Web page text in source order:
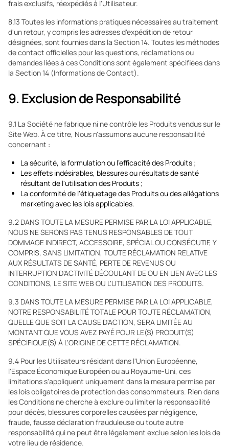
frais exclusifs, réexpédiés à l'Utilisateur.
8.13 Toutes les informations pratiques nécessaires au traitement
d'un retour, y compris les adresses d'expédition de retour
désignées, sont fournies dans la Section 14. Toutes les méthodes
de contact officielles pour les questions, réclamations ou
demandes liées à ces Conditions sont également spécifiées dans
la Section 14 (Informations de Contact).
9. Exclusion de Responsabilité
9.1 La Société ne fabrique ni ne contrôle les Produits vendus sur le
Site Web. À ce titre, Nous n'assumons aucune responsabilité
concernant :
La sécurité, la formulation ou l'efficacité des Produits ;
Les effets indésirables, blessures ou résultats de santé
résultant de l'utilisation des Produits ;
La conformité de l'étiquetage des Produits ou des allégations
marketing avec les lois applicables.
9.2 DANS TOUTE LA MESURE PERMISE PAR LA LOI APPLICABLE,
NOUS NE SERONS PAS TENUS RESPONSABLES DE TOUT
DOMMAGE INDIRECT, ACCESSOIRE, SPÉCIAL OU CONSÉCUTIF, Y
COMPRIS, SANS LIMITATION, TOUTE RÉCLAMATION RELATIVE
AUX RÉSULTATS DE SANTÉ, PERTE DE REVENUS OU
INTERRUPTION D'ACTIVITÉ DÉCOULANT DE OU EN LIEN AVEC LES
CONDITIONS, LE SITE WEB OU L'UTILISATION DES PRODUITS.
9.3 DANS TOUTE LA MESURE PERMISE PAR LA LOI APPLICABLE,
NOTRE RESPONSABILITÉ TOTALE POUR TOUTE RÉCLAMATION,
QUELLE QUE SOIT LA CAUSE D'ACTION, SERA LIMITÉE AU
MONTANT QUE VOUS AVEZ PAYÉ POUR LE(S) PRODUIT(S)
SPÉCIFIQUE(S) À L'ORIGINE DE CETTE RÉCLAMATION.
9.4 Pour les Utilisateurs résidant dans l'Union Européenne,
l'Espace Économique Européen ou au Royaume-Uni, ces
limitations s'appliquent uniquement dans la mesure permise par
les lois obligatoires de protection des consommateurs. Rien dans
les Conditions ne cherche à exclure ou limiter la responsabilité
pour décès, blessures corporelles causées par négligence,
fraude, fausse déclaration frauduleuse ou toute autre
responsabilité qui ne peut être légalement exclue selon les lois de
votre lieu de résidence.